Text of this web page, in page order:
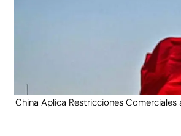
China Aplica Restricciones Comerciales